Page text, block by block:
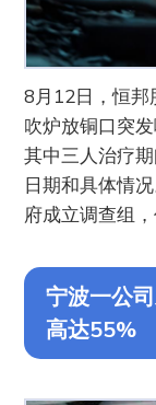
8月12日，恒邦
吹炉放铜口突
其中三人治疗
日期和具体情
府成立调查组，
宁波一公
高达55%